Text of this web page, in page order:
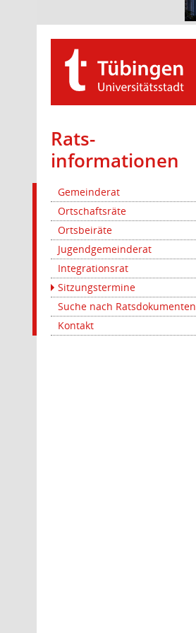
Rats­
informationen
Gemeinderat
Ortschaftsräte
Ortsbeiräte
Jugendgemeinderat
Integrationsrat
Sitzungstermine
Suche nach Ratsdokumenten
Kontakt